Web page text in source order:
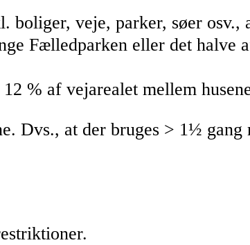
boliger, veje, parker, søer
Fælledparken eller det halve
% af vejarealet mellem
Dvs., at der bruges > 1½